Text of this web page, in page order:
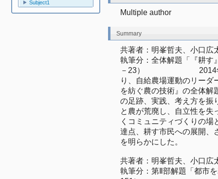
Subject1
Multiple author
Summary
共著者：明峯哲夫、小口広
執筆分：全体解題「『耕す
－23）　　　　　　　
り、自給農場運動のリーダ
を紡ぐ農の技術』の全体解
の足跡、実践、考え方を振
と農が荒廃し、自立性を失
くコミュニティづくりの
達点、耕す市民への展開、
を明らかにした。
共著者：明峯哲夫、小口広
執筆分：第Ⅱ部解題「都市